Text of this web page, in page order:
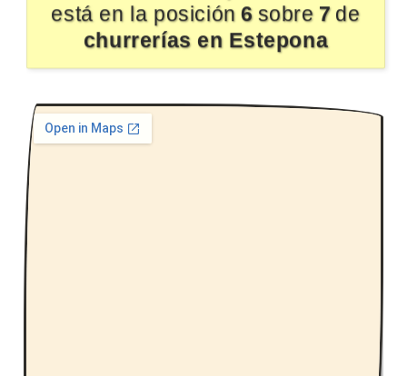
está en la posición 6 sobre 7 de
churrerías en Estepona